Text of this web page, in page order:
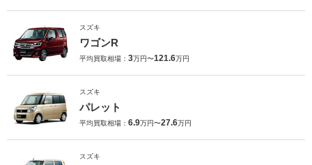
スズキ
ワゴンR
平均買取相場： 3万円〜121.6万円
スズキ
パレット
平均買取相場： 6.9万円〜27.6万円
スズキ